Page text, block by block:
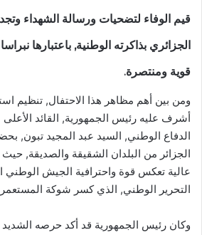
قيم الوفاء لتضحيات ورسالة الشهداء
الجزائري بذاكرته الوطنية, باعتبارها
قوية ومنتصرة.
ومن بين أهم مظاهر هذا الاحتفال,
أشرف عليه رئيس الجمهورية, القائد الأعلى
الدفاع الوطني, السيد عبد المجيد تبون,
الجزائر من البلدان الشقيقة والصديقة, حيث
عالية تعكس قوة واحترافية الجيش
التحرير الوطني, الذي كسر شوكة
وكان رئيس الجمهورية قد أكد حرصه